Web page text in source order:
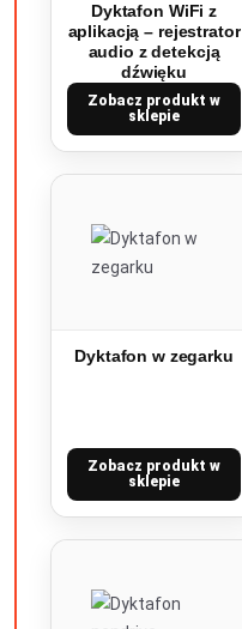
Dyktafon WiFi z
aplikacją – rejestrator
audio z detekcją
dźwięku
Zobacz produkt w
sklepie
Dyktafon w zegarku
Zobacz produkt w
sklepie